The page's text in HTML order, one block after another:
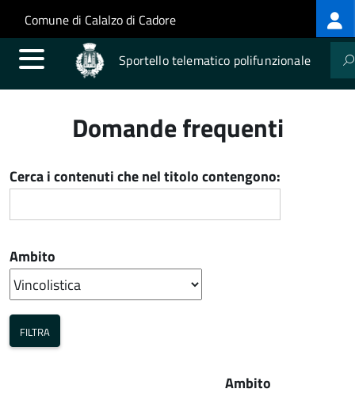
Salta al contenuto principale
Skip to site navigation
Comune di Calalzo di Cadore
Sportello telematico polifunzionale
Domande frequenti
Cerca i contenuti che nel titolo contengono:
Ambito
Ambito